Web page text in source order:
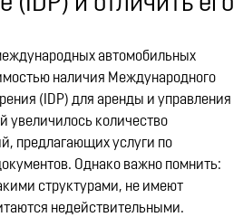
автомобильных
наличия Международного
(IDP) для аренды и управления
увеличилось количество
, предлагающих услуги по
Однако важно помнить:
структурами, не имеют
недействительными.